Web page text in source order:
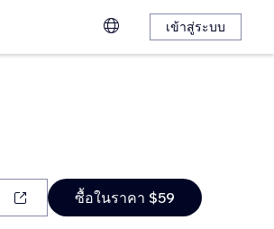
เข้าสู่ระบบ
ซื้อในราคา $59